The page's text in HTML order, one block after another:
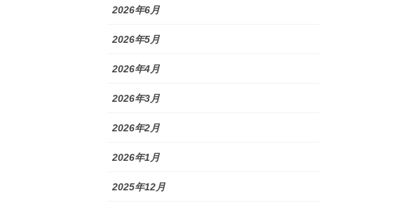
2026年6月
2026年5月
2026年4月
2026年3月
2026年2月
2026年1月
2025年12月